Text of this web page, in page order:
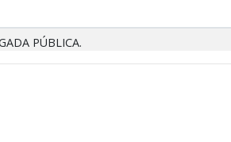
PÚBLICA.